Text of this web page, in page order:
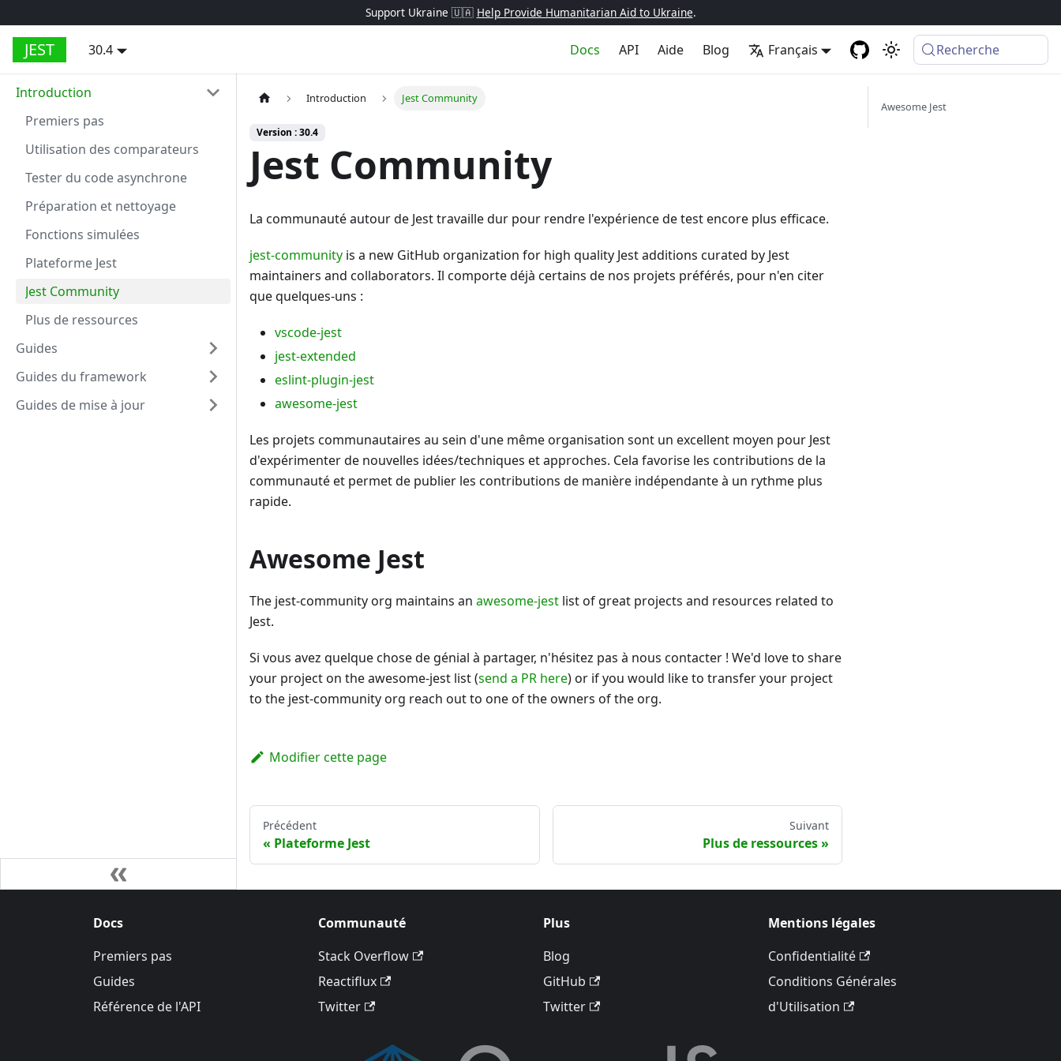
Support Ukraine 🇺🇦 Help Provide Humanitarian Aid to Ukraine.
JEST 30.4 Docs API Aide Blog Français Recherche
Introduction
Premiers pas
Utilisation des comparateurs
Tester du code asynchrone
Préparation et nettoyage
Fonctions simulées
Plateforme Jest
Jest Community
Plus de ressources
Guides
Guides du framework
Guides de mise à jour
Introduction Jest Community
Version : 30.4
Jest Community
La communauté autour de Jest travaille dur pour rendre l'expérience de test encore plus efficace.
jest-community is a new GitHub organization for high quality Jest additions curated by Jest
maintainers and collaborators. Il comporte déjà certains de nos projets préférés, pour n'en citer
que quelques-uns :
vscode-jest
jest-extended
eslint-plugin-jest
awesome-jest
Les projets communautaires au sein d'une même organisation sont un excellent moyen pour Jest
d'expérimenter de nouvelles idées/techniques et approches. Cela favorise les contributions de la
communauté et permet de publier les contributions de manière indépendante à un rythme plus
rapide.
Awesome Jest
The jest-community org maintains an awesome-jest list of great projects and resources related to
Jest.
Si vous avez quelque chose de génial à partager, n'hésitez pas à nous contacter ! We'd love to share
your project on the awesome-jest list (send a PR here) or if you would like to transfer your project
to the jest-community org reach out to one of the owners of the org.
Modifier cette page
Précédent
Plateforme Jest
Suivant
Plus de ressources
Awesome Jest
Docs
Premiers pas
Guides
Référence de l'API
Communauté
Stack Overflow
Reactiflux
Twitter
Plus
Blog
GitHub
Twitter
Mentions légales
Confidentialité
Conditions Générales
d'Utilisation